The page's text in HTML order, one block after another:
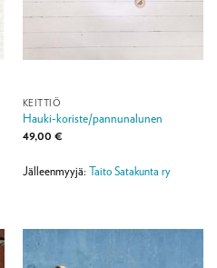
KEITTIÖ
Hauki-koriste/pannunalunen
49,00 €
Jälleenmyyjä: Taito Satakunta ry